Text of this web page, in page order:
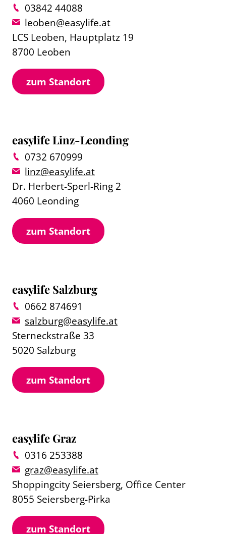
03842 44088
leoben@easylife.at
LCS Leoben, Hauptplatz 19
8700 Leoben
zum Standort
easylife Linz-Leonding
0732 670999
linz@easylife.at
Dr. Herbert-Sperl-Ring 2
4060 Leonding
zum Standort
easylife Salzburg
0662 874691
salzburg@easylife.at
Sterneckstraße 33
5020 Salzburg
zum Standort
easylife Graz
0316 253388
graz@easylife.at
Shoppingcity Seiersberg, Office Center
8055 Seiersberg-Pirka
zum Standort